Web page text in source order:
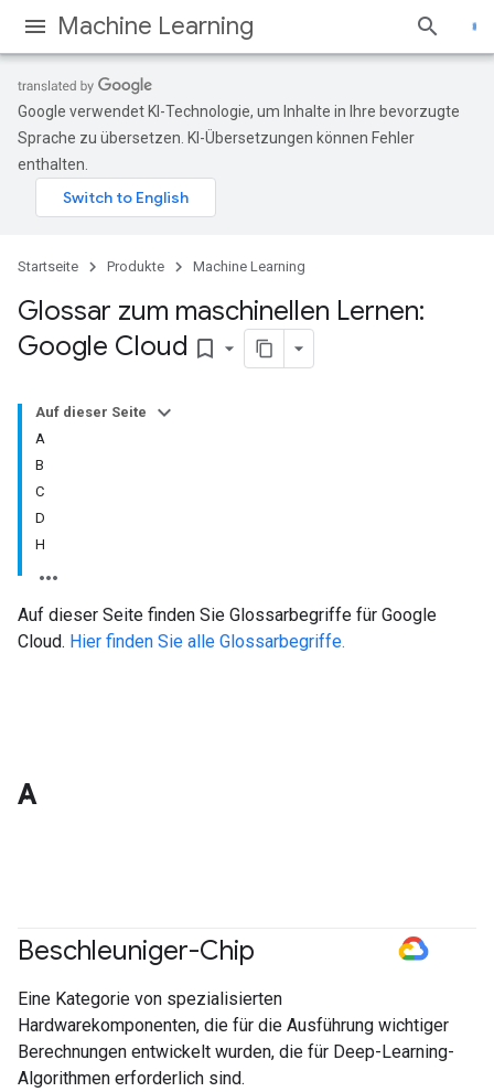
Machine Learning
Google verwendet KI-Technologie, um Inhalte in Ihre bevorzugte
Sprache zu übersetzen. KI-Übersetzungen können Fehler
enthalten.
Startseite Produkte Machine Learning
Glossar zum maschinellen Lernen:
Google Cloud bookmark_border
Auf dieser Seite
A
B
C
D
H
Auf dieser Seite finden Sie Glossarbegriffe für Google
Cloud. Hier finden Sie alle Glossarbegriffe.
A
Beschleuniger-Chip #GoogleCloud
Eine Kategorie von spezialisierten
Hardwarekomponenten, die für die Ausführung wichtiger
Berechnungen entwickelt wurden, die für Deep-Learning-
Algorithmen erforderlich sind.